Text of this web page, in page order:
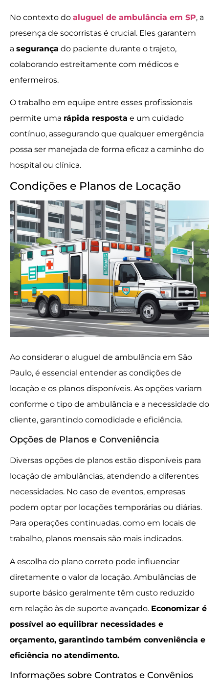
No contexto do aluguel de ambulância em SP, a
presença de socorristas é crucial. Eles garantem
a segurança do paciente durante o trajeto,
colaborando estreitamente com médicos e
enfermeiros.
O trabalho em equipe entre esses profissionais
permite uma rápida resposta e um cuidado
contínuo, assegurando que qualquer emergência
possa ser manejada de forma eficaz a caminho do
hospital ou clínica.
Condições e Planos de Locação
Ao considerar o aluguel de ambulância em São
Paulo, é essencial entender as condições de
locação e os planos disponíveis. As opções variam
conforme o tipo de ambulância e a necessidade do
cliente, garantindo comodidade e eficiência.
Opções de Planos e Conveniência
Diversas opções de planos estão disponíveis para
locação de ambulâncias, atendendo a diferentes
necessidades. No caso de eventos, empresas
podem optar por locações temporárias ou diárias.
Para operações continuadas, como em locais de
trabalho, planos mensais são mais indicados.
A escolha do plano correto pode influenciar
diretamente o valor da locação. Ambulâncias de
suporte básico geralmente têm custo reduzido
em relação às de suporte avançado. Economizar é
possível ao equilibrar necessidades e
orçamento, garantindo também conveniência e
eficiência no atendimento.
Informações sobre Contratos e Convênios